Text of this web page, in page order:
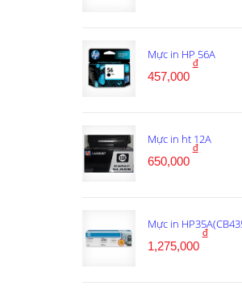
Mực in HP 56A
457,000
đ
Mực in ht 12A
650,000
đ
Mực in
1,275,000
đ